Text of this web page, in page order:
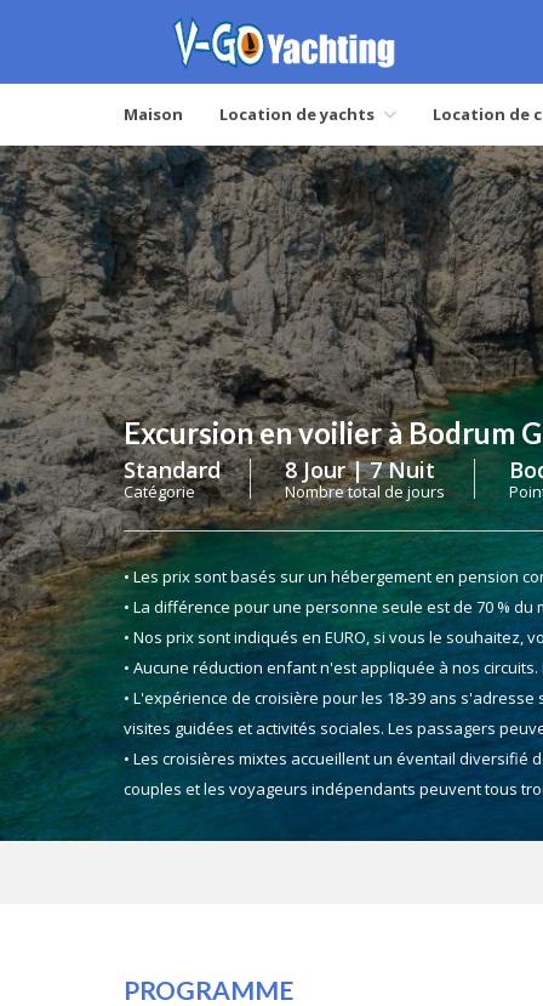
Maison Location de yachts Location de
Excursion en voilier à Bodrum
Standard
Catégorie
8 Jour | 7 Nuit
Nombre total de jours
• Les prix sont basés sur un hébergement en pension
• La différence pour une personne seule est de 70 % du
• Nos prix sont indiqués en EURO, si vous le
• Aucune réduction enfant n'est appliquée à nos
• L'expérience de croisière pour les 18-39 ans
visites guidées et activités sociales. Les passagers
• Les croisières mixtes accueillent un éventail
couples et les voyageurs indépendants peuvent tous
PROGRAMME